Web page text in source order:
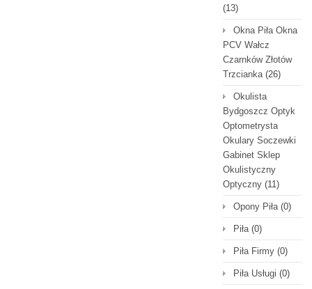
(13)
Okna Piła Okna
PCV Wałcz
Czarnków Złotów
Trzcianka(26)
Okulista
Bydgoszcz Optyk
Optometrysta
Okulary Soczewki
Gabinet Sklep
Okulistyczny
Optyczny (11)
Opony Piła(0)
Piła(0)
Piła Firmy (0)
Piła Usługi (0)